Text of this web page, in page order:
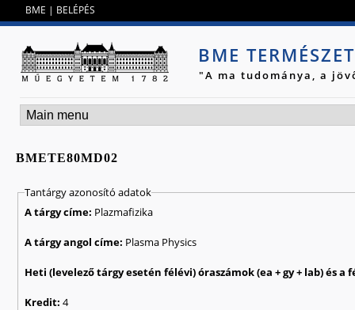
BME | BELÉPÉS
BME
"A ma tudománya, a
BMETE80MD02
Tantárgy azonosító adatok
A tárgy címe: Plazmafizika
A tárgy angol címe: Plasma Physics
Kredit:4